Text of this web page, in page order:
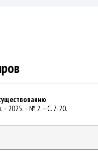
– 2025. – № 2. – С. 7-20.